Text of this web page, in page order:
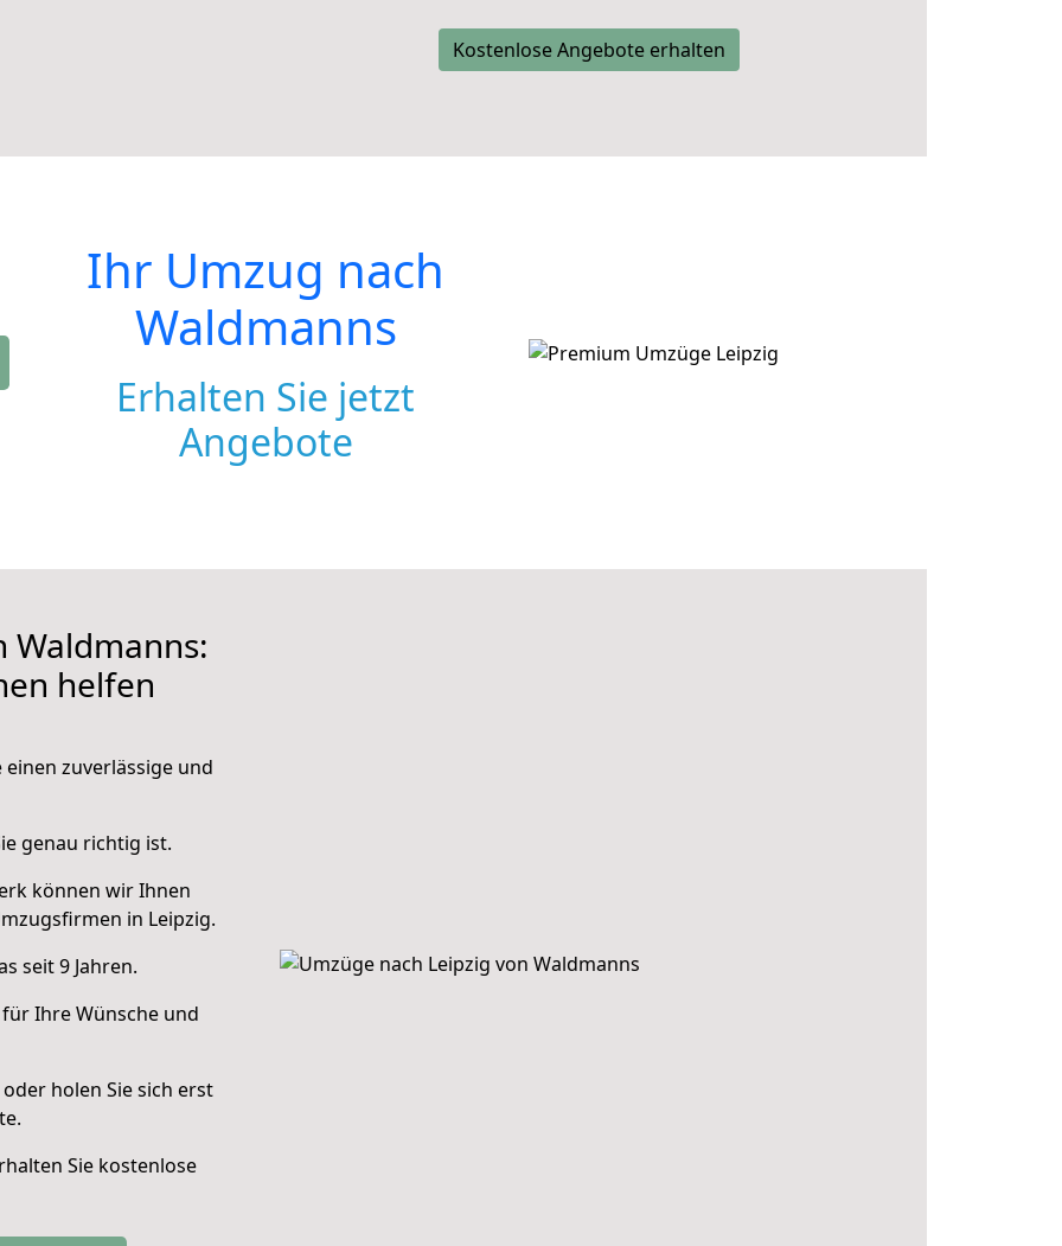
Kostenlose Angebote erhalten
Ihr Umzug nach
Waldmanns
Erhalten Sie jetzt
Angebote
Waldmanns:
helfen
einen zuverlässige und
genau richtig ist.
können wir Ihnen
in Leipzig.
seit 9 Jahren.
Ihre Wünsche und
holen Sie sich erst
Sie kostenlose